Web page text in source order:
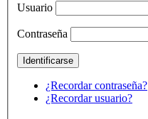
Usuario
Contraseña
¿Recordar contraseña?
¿Recordar usuario?